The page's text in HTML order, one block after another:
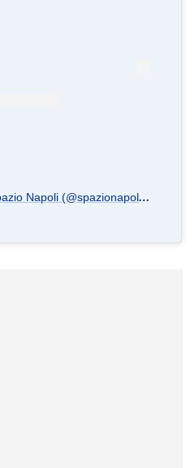
U
n post condiviso da Spazio Napoli (@spazionapoli.it)